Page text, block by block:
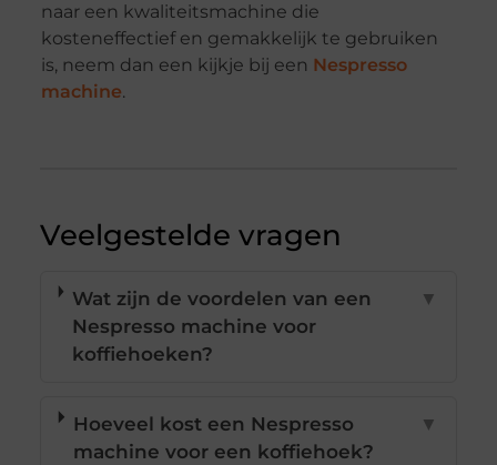
naar een kwaliteitsmachine die
kosteneffectief en gemakkelijk te gebruiken
is, neem dan een kijkje bij een Nespresso
machine.
Veelgestelde vragen
Wat zijn de voordelen van een
Nespresso machine voor
koffiehoeken?
▼
Hoeveel kost een Nespresso
machine voor een koffiehoek?
▼